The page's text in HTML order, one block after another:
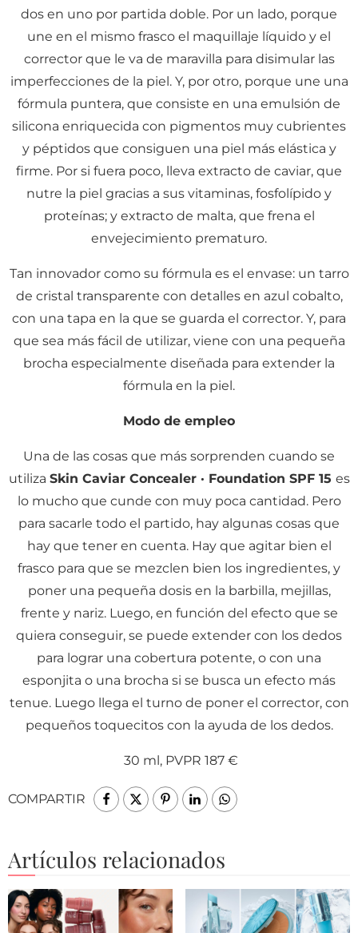
dos en uno por partida doble. Por un lado, porque
une en el mismo frasco el maquillaje líquido y el
corrector que le va de maravilla para disimular las
imperfecciones de la piel. Y, por otro, porque une una
fórmula puntera, que consiste en una emulsión de
silicona enriquecida con pigmentos muy cubrientes
y péptidos que consiguen una piel más elástica y
firme. Por si fuera poco, lleva extracto de caviar, que
nutre la piel gracias a sus vitaminas, fosfolípido y
proteínas; y extracto de malta, que frena el
envejecimiento prematuro.
Tan innovador como su fórmula es el envase: un tarro
de cristal transparente con detalles en azul cobalto,
con una tapa en la que se guarda el corrector. Y, para
que sea más fácil de utilizar, viene con una pequeña
brocha especialmente diseñada para extender la
fórmula en la piel.
Modo de empleo
Una de las cosas que más sorprenden cuando se
utiliza Skin Caviar Concealer · Foundation SPF 15 es
lo mucho que cunde con muy poca cantidad. Pero
para sacarle todo el partido, hay algunas cosas que
hay que tener en cuenta. Hay que agitar bien el
frasco para que se mezclen bien los ingredientes, y
poner una pequeña dosis en la barbilla, mejillas,
frente y nariz. Luego, en función del efecto que se
quiera conseguir, se puede extender con los dedos
para lograr una cobertura potente, o con una
esponjita o una brocha si se busca un efecto más
tenue. Luego llega el turno de poner el corrector, con
pequeños toquecitos con la ayuda de los dedos.
30 ml, PVPR 187 €
COMPARTIR
Artículos relacionados